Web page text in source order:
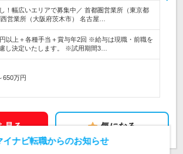
！幅広いエリアで募集中／ 首都圏営業所（東京都
営業所（大阪府茨木市） 名古屋…
以上＋各種手当＋賞与年2回 ※給与は現職・前職を
し決定いたします。 ※試用期間3…
650万円
見る 気になる
イナビ転職からのお知らせ